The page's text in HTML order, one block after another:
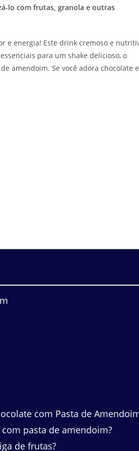
lo com frutas, granola e outras
e energia! Este drink cremoso e
para um shake delicioso, o
amendoim. Se você adora chocolate e
com Pasta de
pasta de amendoim?
de frutas?